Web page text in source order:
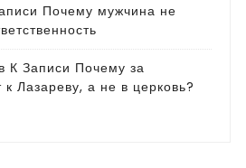
Почему мужчина не
К Записи Почему за
Лазареву, а не в церковь?